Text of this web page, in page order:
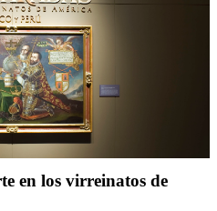
en los virreinatos de